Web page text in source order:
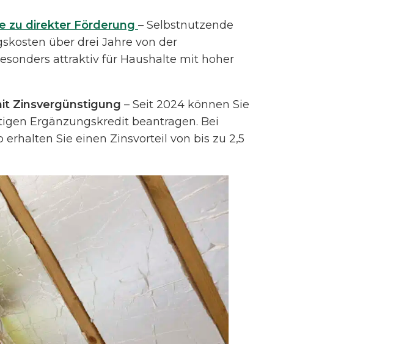
zu direkter Förderung – Selbstnutzende
über drei Jahre von der
attraktiv für Haushalte mit hoher
Zinsvergünstigung – Seit 2024 können Sie
Ergänzungskredit beantragen. Bei
Sie einen Zinsvorteil von bis zu 2,5